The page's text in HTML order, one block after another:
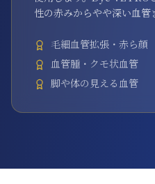
性の赤みからやや深い血管
毛細血管拡張・赤ら顔
血管腫・クモ状血管
脚や体の見える血管